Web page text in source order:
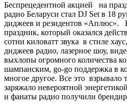
Беспрецедентной акцией на
радио Беларуси стал DJ Set в 18
диджеев и резидентов «Аплюс».
праздник, который оказался
сотни киловатт звука в стиле
диджеев радио, лазерное шоу,
выхлопы огромного количества
шампанским, go-go поддержка в
многое другое. Все это взрывало
заряжало невероятной
и фанаты радио получили